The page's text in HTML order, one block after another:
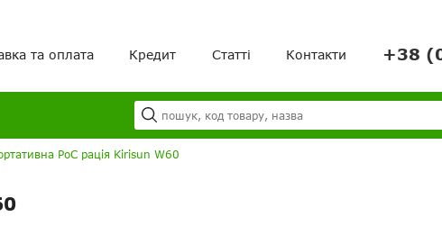
та оплата Кредит Статті Контакти +38
PoC рація Kirisun W60